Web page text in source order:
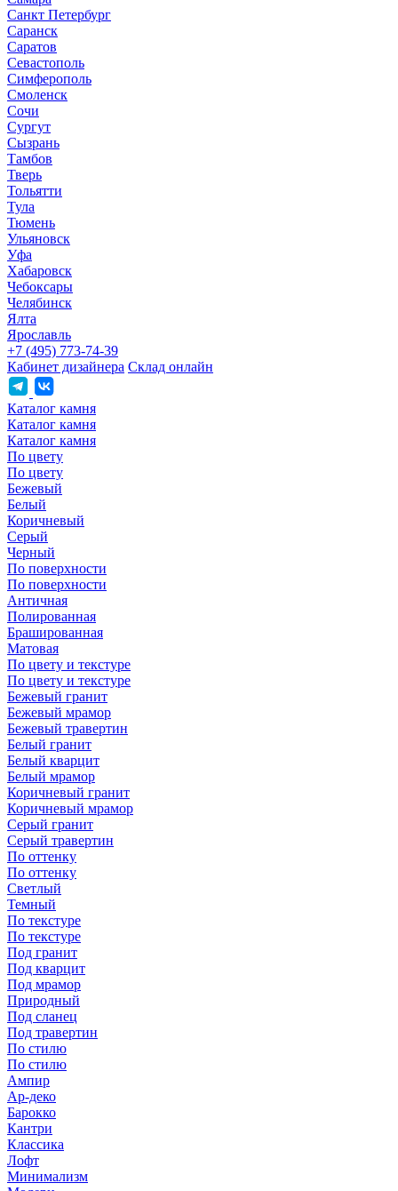
Санкт Петербург
Саранск
Саратов
Севастополь
Симферополь
Смоленск
Сочи
Сургут
Сызрань
Тамбов
Тверь
Тольятти
Тула
Тюмень
Ульяновск
Уфа
Хабаровск
Чебоксары
Челябинск
Ялта
Ярославль
+7 (495) 773-74-39
Кабинет дизайнера Склад онлайн
Каталог камня
Каталог камня
Каталог камня
По цвету
По цвету
Бежевый
Белый
Коричневый
Серый
Черный
По поверхности
По поверхности
Античная
Полированная
Брашированная
Матовая
По цвету и текстуре
По цвету и текстуре
Бежевый гранит
Бежевый мрамор
Бежевый травертин
Белый гранит
Белый кварцит
Белый мрамор
Коричневый гранит
Коричневый мрамор
Серый гранит
Серый травертин
По оттенку
По оттенку
Светлый
Темный
По текстуре
По текстуре
Под гранит
Под кварцит
Под мрамор
Природный
Под сланец
Под травертин
По стилю
По стилю
Ампир
Ар-деко
Барокко
Кантри
Классика
Лофт
Минимализм